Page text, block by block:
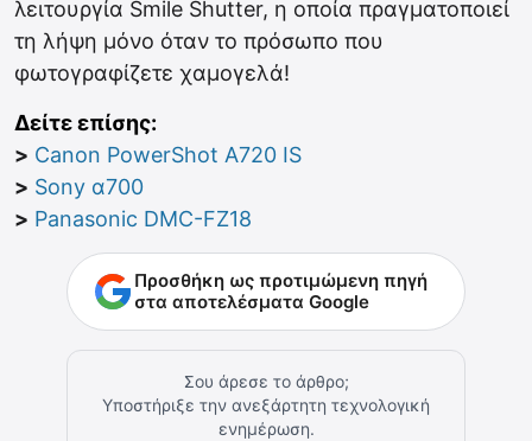
λειτουργία Smile Shutter, η οποία πραγματοποιεί
τη λήψη μόνο όταν το πρόσωπο που
φωτογραφίζετε χαμογελά!
Δείτε επίσης:
> Canon PowerShot A720 IS
> Sony α700
> Panasonic DMC-FZ18
Προσθήκη ως προτιμώμενη πηγή
στα αποτελέσματα Google
Σου άρεσε το άρθρο;
Υποστήριξε την ανεξάρτητη τεχνολογική
ενημέρωση.